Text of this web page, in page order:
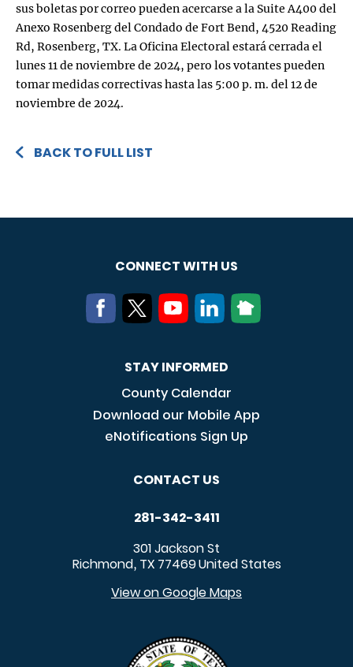
sus boletas por correo pueden acercarse a la Suite A400 del
Anexo Rosenberg del Condado de Fort Bend, 4520 Reading
Rd, Rosenberg, TX. La Oficina Electoral estará cerrada el
lunes 11 de noviembre de 2024, pero los votantes pueden
tomar medidas correctivas hasta las 5:00 p. m. del 12 de
noviembre de 2024.
BACK TO FULL LIST
CONNECT WITH US
STAY INFORMED
County Calendar
Download our Mobile App
eNotifications Sign Up
CONTACT US
281-342-3411
301 Jackson St
Richmond, TX 77469United States
View on Google Maps